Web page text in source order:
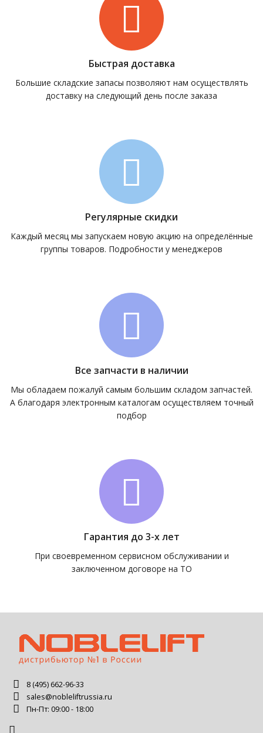
Быстрая доставка
Большие складские запасы позволяют нам осуществлять
доставку на следующий день после заказа
Регулярные скидки
Каждый месяц мы запускаем новую акцию на определённые
группы товаров. Подробности у менеджеров
Все запчасти в наличии
Мы обладаем пожалуй самым большим складом запчастей.
А благодаря электронным каталогам осуществляем точный
подбор
Гарантия до 3-х лет
При своевременном сервисном обслуживании и
заключенном договоре на ТО
8 (495) 662-96-33
sales@nobleliftrussia.ru
Пн-Пт: 09:00 - 18:00